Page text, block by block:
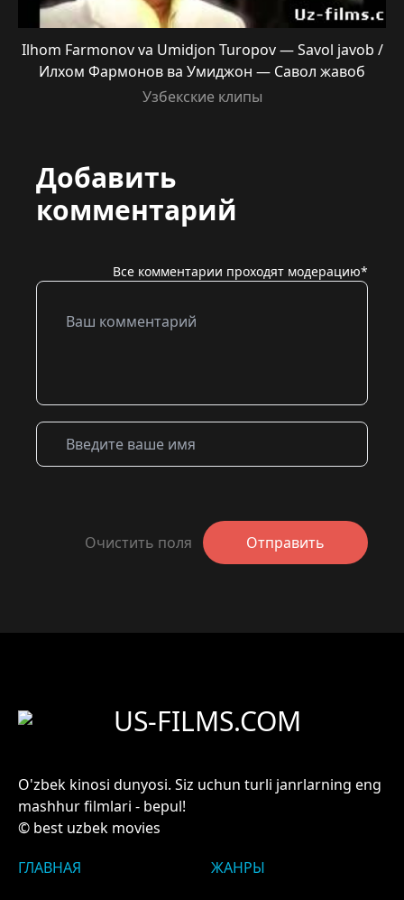
Ilhom Farmonov va Umidjon Turopov — Savol javob /
Илхом Фармонов ва Умиджон — Савол жавоб
Узбекские клипы
Добавить
комментарий
Все комментарии проходят модерацию*
Очистить поля Отправить
US-FILMS.COM
O'zbek kinosi dunyosi. Siz uchun turli janrlarning eng
mashhur filmlari - bepul!
© best uzbek movies
ГЛАВНАЯ
ЖАНРЫ